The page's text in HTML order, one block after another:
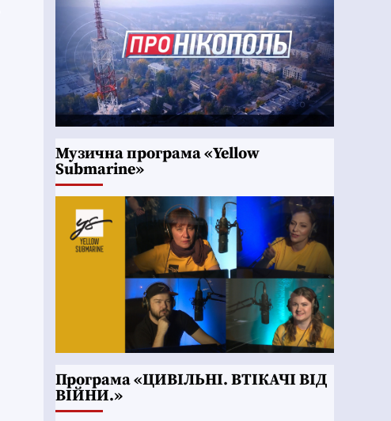
Музична програма «Yellow
Submarine»
Програма «ЦИВІЛЬНІ. ВТІКАЧІ ВІД
ВІЙНИ.»